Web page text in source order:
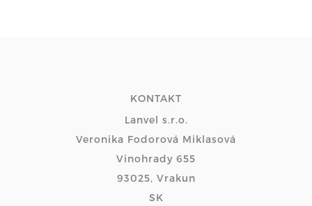
KONTAKT
Lanvel s.r.o.
Veronika Fodorová Miklasová
Vinohrady 655
93025, Vrakun
SK